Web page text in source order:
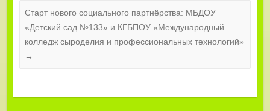
Старт нового социального партнёрства: МБДОУ
«Детский сад №133» и КГБПОУ «Международный
колледж сыроделия и профессиональных технологий»
→